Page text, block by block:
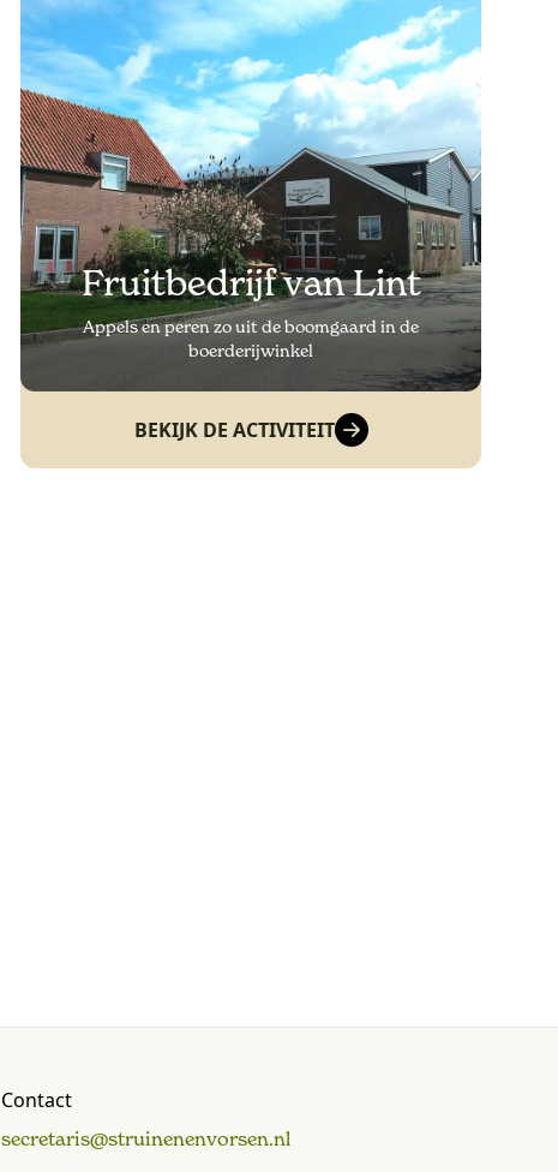
Fruitbedrijf van Lint
Appels en peren zo uit de boomgaard in de
boerderijwinkel
BEKIJK DE ACTIVITEIT
Contact
secretaris@struinenenvorsen.nl